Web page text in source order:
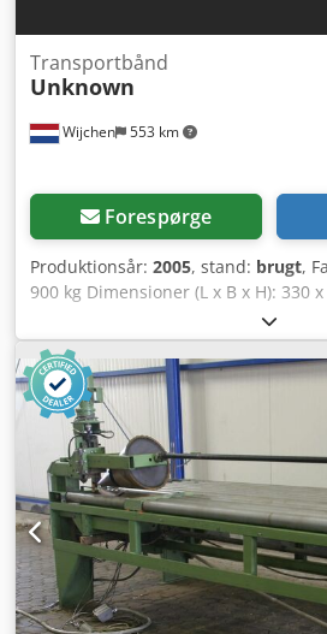
Wijchen 553 km
Transportbånd
Unknown
Forespørge
Produktionsår: 2005, stand: brugt,
900 kg Dimensioner (L x B x H): 330
Årgang: 2005 - Dokumentation
certifikat tilgængeligt: Nej -
Ja Chjdpfx Aezlc Nielfsa -
Løftebord: Ja - Maks.
Maks. udleveringsbredde [mm]: 220
tilførselsystem: Ja - Maks.
Maks. indføringsbredde [mm]: 220 -
Transportmål: 3300 mm x 2150 mm
Transportvægt [kg]: 900 kg -
Finansielle oplysninger Moms: Den
moms Moms/differensmoms: Moms
virksomheder Levering og indbytte
for alt inden for industriområdet